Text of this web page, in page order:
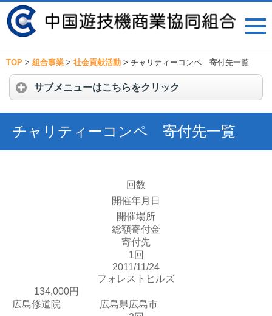
TOP > 組合事業 > 社会貢献活動 > チャリティーコンペ 寄付先一覧
サブメニューはこちらをクリック
チャリティーコンペ 寄付先一覧
回数
開催年月日
開催場所
総額寄付金
寄付先
1回
2011/11/24
フォレストヒルズ
134,000円
広島修道院 広島県広島市